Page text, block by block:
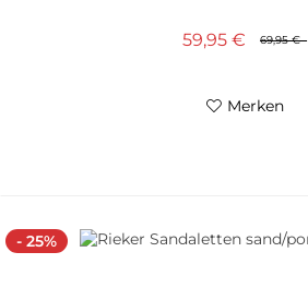
69,95 €
59,95 €
Merken
- 25%